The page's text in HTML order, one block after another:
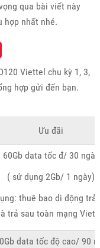
qua bài viết này
hợp nhất nhé.
Viettel chu kỳ 1, 3,
hợp gửi đến bạn.
Ưu đãi
60Gb data tốc đ/ 30 ngày
( sử dụng 2Gb/ 1 ngày)
thuê bao di động trả
trả sau toàn mạng
data tốc độ cao/ 90